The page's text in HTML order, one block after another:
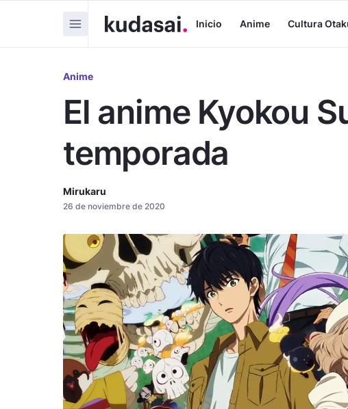
Inicio Anime Cultura
Anime
El anime Kyokou
temporada
Mirukaru
26 de noviembre de 2020